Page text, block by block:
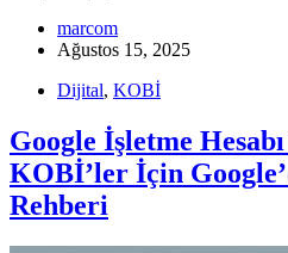
marcom
Ağustos 15, 2025
Dijital, KOBİ
Google İşletme Hesabı
KOBİ’ler İçin
Rehberi